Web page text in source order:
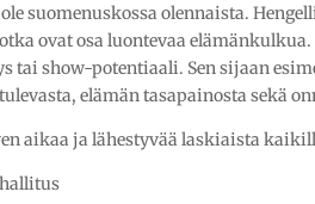
suomenuskossa olennaista.
ovat osa luontevaa
tai show-potentiaali. Sen sijaan
elämän tasapainosta sekä
aikaa ja lähestyvää laskiaista